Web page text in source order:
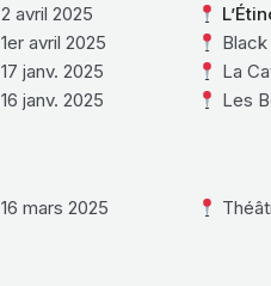
2 avril 2025
1er avril 2025
17 janv. 2025
16 janv. 2025
La
Les
16 mars 2025